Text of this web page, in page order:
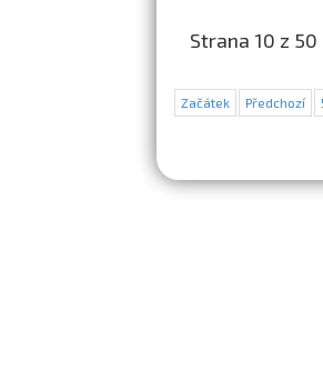
Strana 10 z 50
Začátek Předchozí